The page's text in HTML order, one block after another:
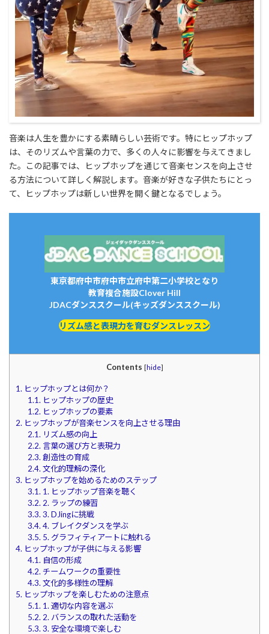
音楽は人生を豊かにする素晴らしい芸術です。特にヒップホップ
は、そのリズムや言葉の力で、多くの人々に影響を与えてきまし
た。この記事では、ヒップホップを通じて音楽センスを向上させ
る方法について詳しく解説します。音楽が好きな子供たちにとっ
て、ヒップホップは新しい世界を開く鍵となるでしょう。
東京都府中市府中市立府中第二小学校となり
教育複合施設Clover Hill
JDACダンススクール(キッズダンススクール)
リズム感と表現力を育むダンスレッスン
Contents [hide]
1. ヒップホップとは何か？
1.1. ヒップホップの歴史
1.2. ヒップホップの要素
2. ヒップホップが音楽センスを向上させる理由
2.1. リズム感の向上
2.2. 言葉の選び方と表現力
2.3. 創造性の育成
2.4. 文化的理解の深化
3. ヒップホップを始めるためのステップ
3.1. 1. ヒップホップ音楽を聴く
3.2. 2. ラップの練習
3.3. 3. DJingに挑戦
3.4. 4. ブレイクダンスを学ぶ
3.5. 5. グラフィティアートに触れる
4. ヒップホップが子供に与える影響
4.1. 自信の形成
4.2. チームワークの重要性
4.3. 文化的多様性の理解
5. ヒップホップを楽しむための注意点
5.1. 1. 適切な内容を選ぶ
5.2. 2. バランスの取れた活動を
5.3. 3. 安全な環境で楽しむ